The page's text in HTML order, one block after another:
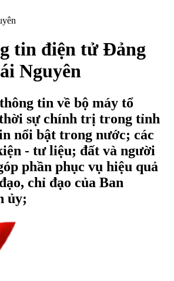
tin điện tử Đảng
Nguyên
tin về bộ máy tổ
sự chính trị trong tỉnh
nổi bật trong nước; các
- tư liệu; đất và người
phần phục vụ hiệu quả
chỉ đạo của Ban
ủy;